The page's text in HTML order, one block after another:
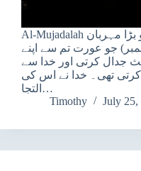
Al-Mujadalah شروع الله کے نام سے جو بڑا مہربان
جو عورت تم سے اپنے
جدال کرتی اور خدا سے
تھی۔ خدا نے اس کی
التجا…
Timothy
July 25,